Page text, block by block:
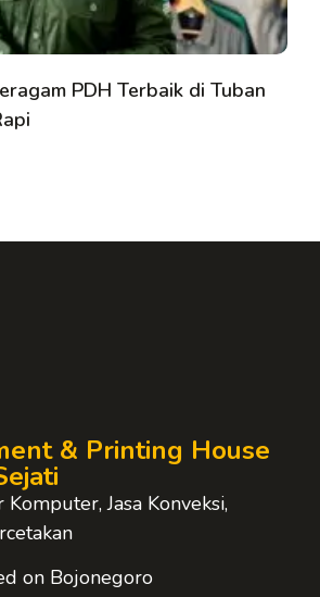
PDH Terbaik di Tuban
& Printing House
Jasa Konveksi,
on Bojonegoro